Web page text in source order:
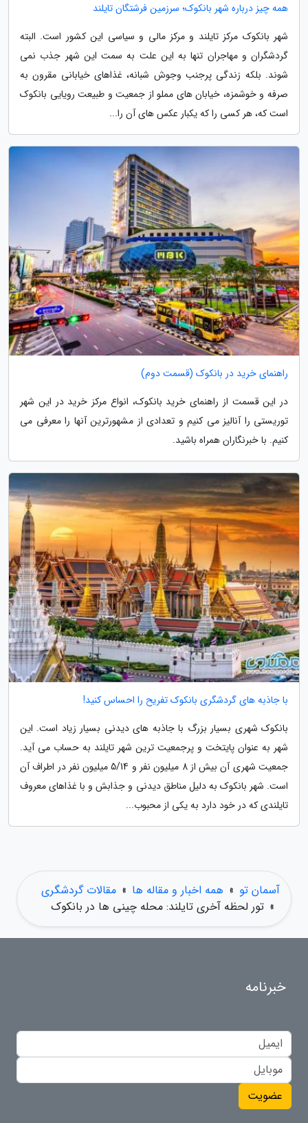
همه چیز درباره شهر بانکوک؛ سرزمین فرشتگان تایلند
شهر بانکوک مرکز تایلند و مرکز مالی و سیاسی این کشور است. البته
گردشگران و مهاجران تنها به این علت به سمت این شهر جذب نمی
شوند. بلکه زندگی پرجنب وجوش شبانه، غذاهای خیابانی مقرون به
صرفه و خوشمزه، خیابان های مملو از جمعیت و طبیعت رویایی بانکوک
است که، هر کسی را که یکبار عکس های آن را...
راهنمای خرید در بانکوک (قسمت دوم)
در این قسمت از راهنمای خرید بانکوک، انواع مرکز خرید در این شهر
توریستی را آنالیز می کنیم و تعدادی از مشهورترین آنها را معرفی می
کنیم. با خبرنگاران همراه باشید.
با جاذبه های گردشگری بانکوک تفریح را احساس کنید!
بانکوک شهری بسیار بزرگ با جاذبه های دیدنی بسیار زیاد است. این
شهر به عنوان پایتخت و پرجمعیت ترین شهر تایلند به حساب می آید.
جمعیت شهری آن بیش از 8 میلیون نفر و 5/14 میلیون نفر در اطراف آن
است. شهر بانکوک به دلیل مناطق دیدنی و جذابش و با غذاهای معروف
تایلندی که در خود دارد به یکی از محبوب...
آسمان تو » همه اخبار و مقاله ها » مقالات گردشگری
» تور لحظه آخری تایلند: محله چینی ها در بانکوک
خبرنامه
عضویت